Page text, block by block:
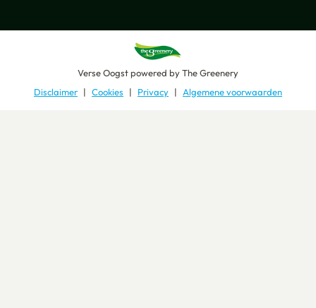
Verse Oogstpowered byThe Greenery
Disclaimer
Cookies Privacy Algemene voorwaarden